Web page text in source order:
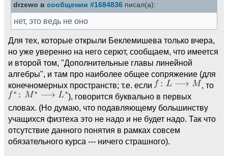
drzewo в сообщении #1684836 писал(а):
нет, это ведь не оно
Для тех, которые открыли Беклемишева только вчера,
но уже уверенно на него серют, сообщаем, что имеется
и второй том, "Дополнительные главы линейной
алгебры", и там про наиболее общее сопряжение (для
конечномерных пространств; т.е. если
, то
), говорится буквально в первых
словах. (Но думаю, что подавляющему большинству
учащихся физтеха это не надо и не будет надо. Так что
отсутствие данного понятия в рамках совсем
обязательного курса --- ничего страшного).